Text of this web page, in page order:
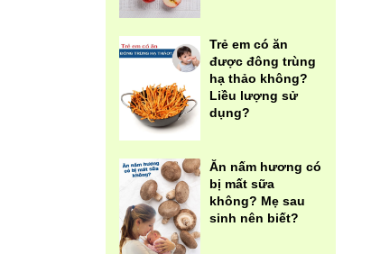
Trẻ em có ăn
được đông trùng
hạ thảo không?
Liều lượng sử
dụng?
Ăn nấm hương có
bị mất sữa
không? Mẹ sau
sinh nên biết?